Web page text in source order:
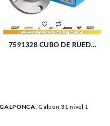
7591328 CUBO DE RUEDA
GALPONCA, Galpón 31 nivel 1